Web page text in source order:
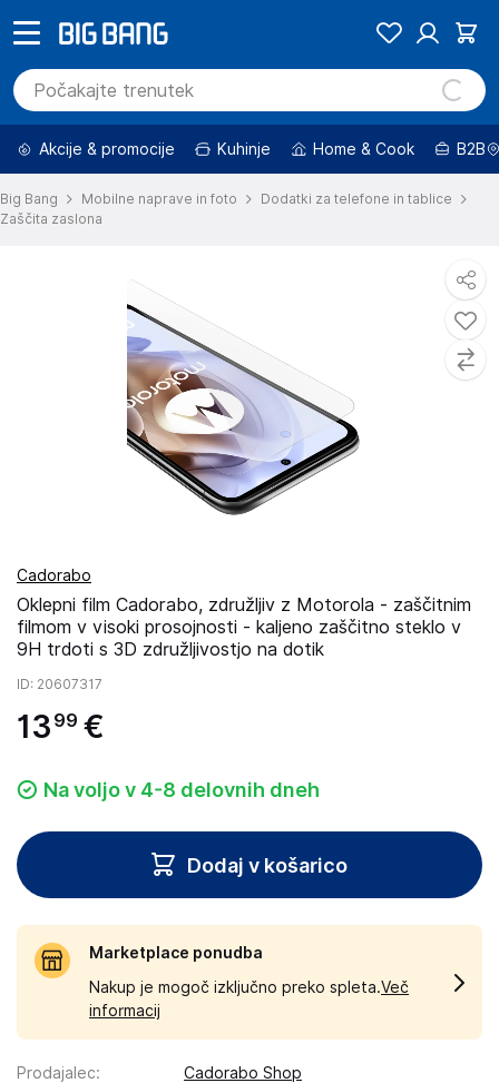
Akcije & promocije Kuhinje Home & Cook B2B
Big Bang Mobilne naprave in foto
Dodatki za telefone in tablice
Zaščita zaslona
Cadorabo
Oklepni film Cadorabo, združljiv z Motorola - zaščitnim
filmom v visoki prosojnosti - kaljeno zaščitno steklo v
9H trdoti s 3D združljivostjo na dotik
ID: 20607317
13 99 €
Na voljo v 4-8 delovnih dneh
Dodaj v košarico
Marketplace ponudba
Nakup je mogoč izključno preko spleta.Več
informacij
Prodajalec:
Cadorabo Shop